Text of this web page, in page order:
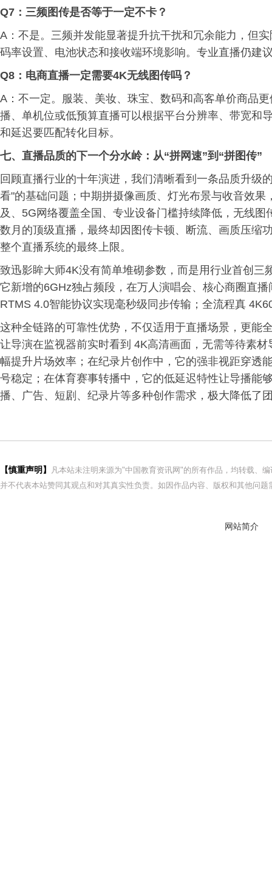
Q7：三频图传是否等于一定不卡？
A：不是。三频并发能显著提升抗干扰和冗余能力，但
码率设置、电池状态和接收端环境影响。专业直播仍建
Q8：电商直播一定需要4K无线图传吗？
A：不一定。服装、美妆、珠宝、数码和高客单价商品
播、单机位或低预算直播可以根据平台分辨率、带宽和
和延迟要匹配转化目标。
七、直播品质的下一个分水岭：从“拼网速”到“拼图传”
回顾直播行业的十年演进，我们清晰看到一条品质升级
看"的基础问题；中期拼摄像画质、灯光布景与收音效
及、5G网络覆盖全国、专业设备门槛持续降低，无线
数月的顶级直播，最终却因图传卡顿、断流、画质压缩
整个直播系统的最终上限。
致迅影眸大师4K没有简单堆砌参数，而是用行业首创
它新增的6GHz独占频段，在万人演唱会、核心商圈直
RTMS 4.0智能协议实现毫秒级同步传输；全流程真
这种全链路的可靠性优势，不仅适用于直播场景，更能
让导演在监视器前实时看到 4K高清画面，无需等待素
幅提升片场效率；在纪录片创作中，它的强非视距穿透
号稳定；在体育赛事转播中，它的低延迟特性让导播能
播、广告、短剧、纪录片等多种创作需求，极大降低了
【慎重声明】
凡本站未注明来源为"中国教育资讯网"的所有作品，均转载、
并不代表本站赞同其观点和对其真实性负责。如因作品内容、版权和其他问
网站简介